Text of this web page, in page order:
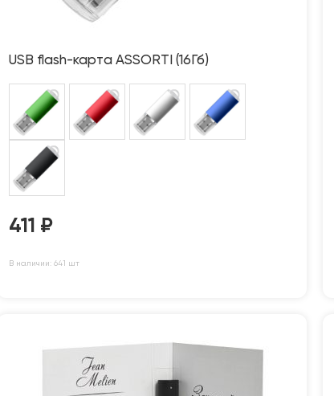
USB flash-карта ASSORTI (16Гб)
411 ₽
В наличии: 641 шт